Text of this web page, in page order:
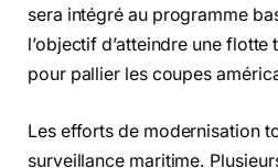
sera intégré au programme
l’objectif d’atteindre une
pour pallier les coupes
Les efforts de modernisation
surveillance maritime.